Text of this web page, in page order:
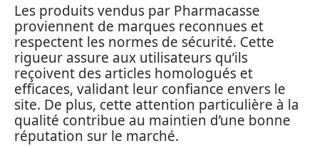
Les produits vendus par Pharmacasse
proviennent de marques reconnues et
respectent les normes de sécurité. Cette
rigueur assure aux utilisateurs qu’ils
reçoivent des articles homologués et
efficaces, validant leur confiance envers le
site. De plus, cette attention particulière à la
qualité contribue au maintien d’une bonne
réputation sur le marché.